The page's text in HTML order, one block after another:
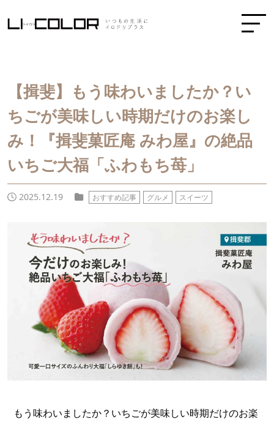
【揖斐】もう味わいましたか？い
ちごが美味しい時期だけのお楽し
み！『揖斐菓匠庵 みわ屋』の絶品
いちご大福「ふわもち苺」
2025.12.19 おすすめ記事 グルメ スイーツ
もう味わいましたか？いちごが美味しい時期だけのお楽